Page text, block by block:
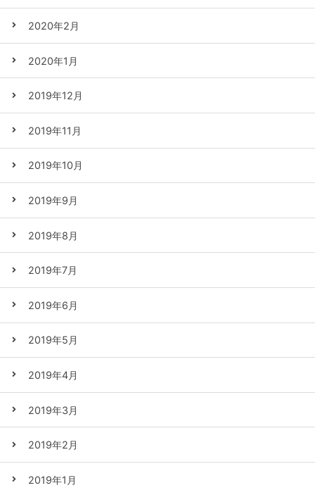
2020年2月
2020年1月
2019年12月
2019年11月
2019年10月
2019年9月
2019年8月
2019年7月
2019年6月
2019年5月
2019年4月
2019年3月
2019年2月
2019年1月